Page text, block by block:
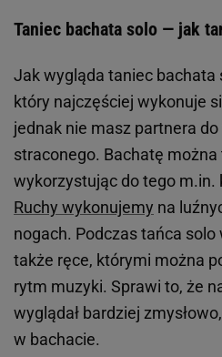
Taniec bachata solo — jak
Jak wygląda taniec bachata
który najczęściej wykonuje
jednak nie masz partnera
straconego. Bachatę
wykorzystując do tego m.in.
Ruchy wykonujemy na
nogach. Podczas tańca
także ręce, którymi można
rytm muzyki. Sprawi to, że
wyglądał bardziej
w bachacie.